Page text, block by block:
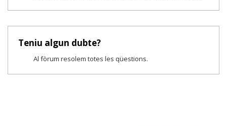
Teniu algun dubte?
Al fòrum resolem totes les qüestions.